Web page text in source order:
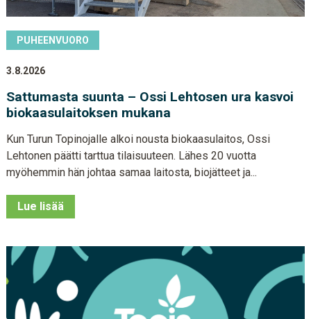
PUHEENVUORO
3.8.2026
Sattumasta suunta – Ossi Lehtosen ura kasvoi
biokaasulaitoksen mukana
Kun Turun Topinojalle alkoi nousta biokaasulaitos, Ossi
Lehtonen päätti tarttua tilaisuuteen. Lähes 20 vuotta
myöhemmin hän johtaa samaa laitosta, biojätteet ja...
Lue lisää